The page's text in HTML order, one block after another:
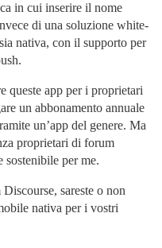
in cui inserire il nome
di una soluzione white-
nativa, con il supporto per
queste app per i proprietari
un abbonamento annuale
un’app del genere. Ma
proprietari di forum
sostenibile per me.
sareste o non
nativa per i vostri